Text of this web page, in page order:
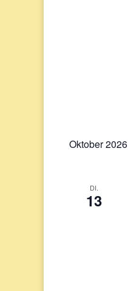
Oktober 2026
DI.
13